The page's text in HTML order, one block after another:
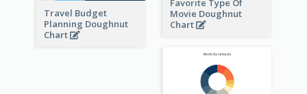
Favorite Type Of
Movie Doughnut
Chart
Travel Budget
Planning Doughnut
Chart